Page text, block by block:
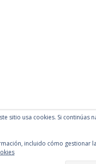
sitio usa cookies. Si continúas
incluido cómo gestionar